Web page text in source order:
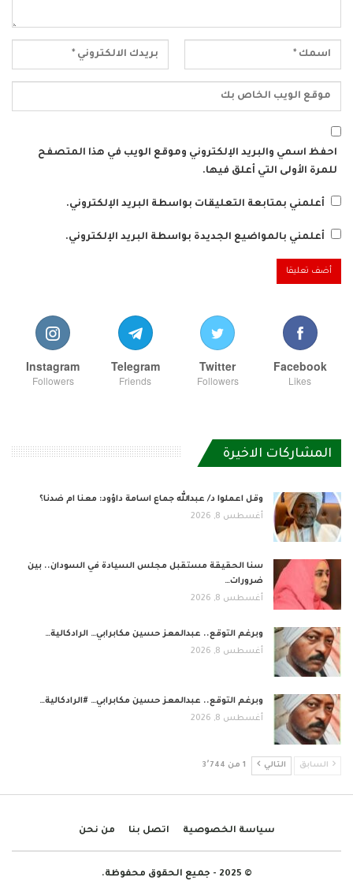
احفظ اسمي والبريد الإلكتروني وموقع الويب في هذا المتصفح
للمرة الأولى التي أعلق فيها.
أعلمني بمتابعة التعليقات بواسطة البريد الإلكتروني.
أعلمني بالمواضيع الجديدة بواسطة البريد الإلكتروني.
Facebook
Likes
Twitter
Followers
Telegram
Friends
Instagram
Followers
المشاركات الاخيرة
وقل اعملوا د/ عبدالله جماع اسامة داؤود: معنا ام ضدنا؟
أغسطس 8, 2026
سنا الحقيقة مستقبل مجلس السيادة في السودان.. بين
ضرورات…
أغسطس 8, 2026
وبرغم التوقع.. عبدالمعز حسين مكابرابي… الرادكالية…
أغسطس 8, 2026
وبرغم التوقع.. عبدالمعز حسين مكابرابي… #الرادكالية…
أغسطس 8, 2026
السابق التالي 1 من 3٬744
سياسة الخصوصية اتصل بنا من نحن
© 2025 - جميع الحقوق محفوظة.